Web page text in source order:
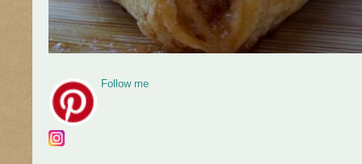
Follow me